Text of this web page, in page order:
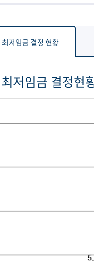
최저임금 결정 현황
저임금 결정현